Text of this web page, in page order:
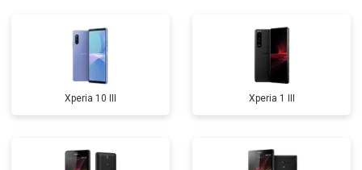
Xperia 10 III Xperia 1 III